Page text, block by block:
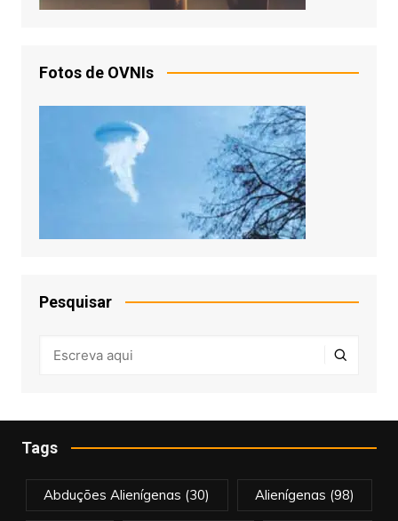
Fotos de OVNIs
Pesquisar
Tags
Abduções Alienígenas (30) Alienígenas (98)